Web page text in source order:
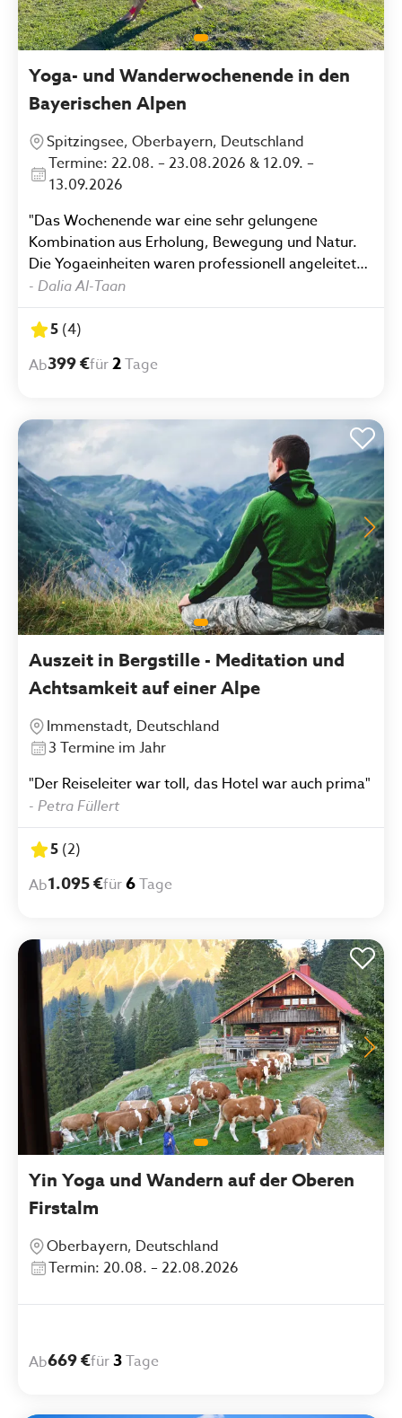
Yoga- und Wanderwochenende in den
Bayerischen Alpen
Spitzingsee, Oberbayern, Deutschland
Termine: 22.08. – 23.08.2026 & 12.09. –
13.09.2026
"Das Wochenende war eine sehr gelungene
Kombination aus Erholung, Bewegung und Natur.
Die Yogaeinheiten waren professionell angeleitet
und boten eine gute Balance zwischen Entspannung
und körperlicher Herausforderung. Besonders
schön war die Verbindung von Yoga mit den
Berglandschaft der Bayerischen Alpen – so konnte
intensiv genießen."
- Dalia Al-Taan
5 (4)
Ab399 €für2Tage
Auszeit in Bergstille - Meditation und
Achtsamkeit auf einer Alpe
Immenstadt, Deutschland
3 Termine im Jahr
"Der Reiseleiter war toll, das Hotel war auch prima"
- Petra Füllert
5 (2)
Ab1.095 €für6Tage
Yin Yoga und Wandern auf der Oberen
Firstalm
Oberbayern, Deutschland
Termin: 20.08. – 22.08.2026
Ab669 €für3Tage